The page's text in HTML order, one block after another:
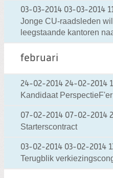
03-03-2014 03-03-2014
Jonge CU-raadsleden
leegstaande kantoren
februari
24-02-2014 24-02-2014
Kandidaat
07-02-2014 07-02-2014
Starterscontract
03-02-2014 03-02-2014
Terugblik